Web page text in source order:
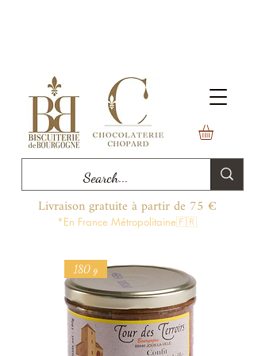
Livraison gratuite à partir de 75 €
*En France Métropolitaine🇫🇷
180 g